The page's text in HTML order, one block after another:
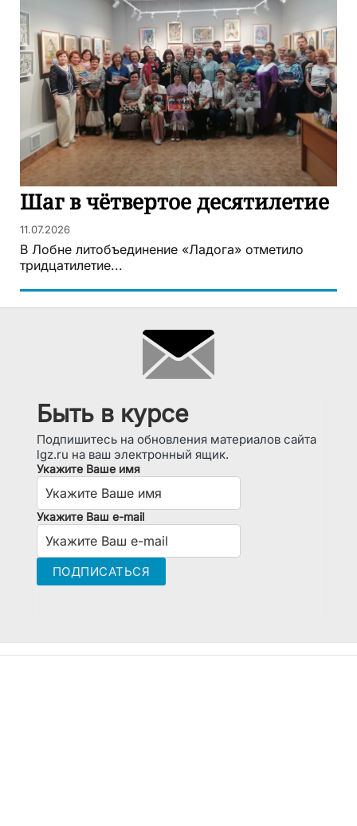
Шаг в чётвертое десятилетие
11.07.2026
В Лобне литобъединение «Ладога» отметило
тридцатилетие...
Быть в курсе
Подпишитесь на обновления материалов сайта
lgz.ru на ваш электронный ящик.
Укажите Ваше имя
Укажите Ваш e-mail